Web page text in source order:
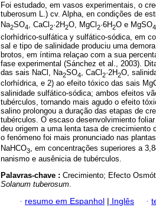
Foi estudado, em vasos experimentais, o
tuberosum L.) cv. Alpha, en condições de
Na2SO4 , CaCl 2·2H2O, MgCl 2·6H2O e MgSO4
clorhídrico-sulfática y sulfático-sódica, em
sal e tipo de salinidade produciu uma
brotos, em íntima relaçao com a sua
fase experimental (Sánchez et al., 2003).
das sais NaCl, Na2SO4 , CaCl 2·2H2O,
clorhídrica, e 2) ao efeito tóxico das sais
salinidade sulfático-sódica; ambos efeitos
tubérculos, tornando mais agudo o efeito
salino prolongou a duração das etapas de
tubérculos. O escaso desenvolvimiento
deu origem a uma lenta tasa de crecimiento
o fenómeno foi mais pronunciado nas
NaHCO3, em concentrações superiores a
nanismo e ausênicia de tubérculos.
Palavras-chave : Crecimiento; Efecto
Solanum tuberosum.
· resumo em Espanhol | Inglês ·